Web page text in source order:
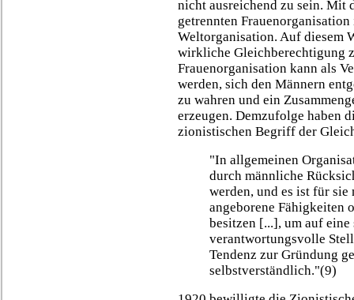
nicht ausreichend zu sein. Mit
getrennten
Weltorganisation. Auf diesem
wirkliche Gleichberechtigung
Frauenorganisation kann als
werden, sich den Männern
zu wahren und ein
erzeugen. Demzufolge haben
zionistischen Begriff der
"In allgemeinen
durch männliche
werden, und es ist für
angeborene Fähigkeiten
besitzen [...], um auf
verantwortungsvolle
Tendenz zur Gründung
selbstverständlich."(9)